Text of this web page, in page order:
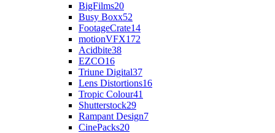
BigFilms20
Busy Boxx52
FootageCrate14
motionVFX172
Acidbite38
EZCO16
Triune Digital37
Lens Distortions16
Tropic Colour41
Shutterstock29
Rampant Design7
CinePacks20